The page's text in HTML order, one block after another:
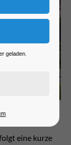
eine kurze
geladen.